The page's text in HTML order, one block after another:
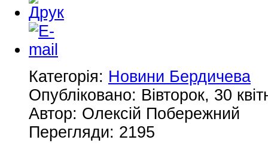
Категорія: Новини Бердичева
Опубліковано: Вівторок, 30
Автор: Олексій Побережний
Перегляди: 2195